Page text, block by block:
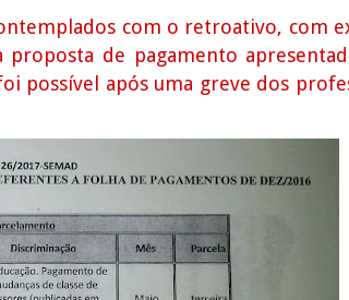
com o retroativo, com
de pagamento
possível após uma greve dos